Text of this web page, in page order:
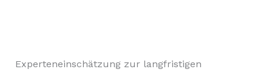
Experteneinschätzung zur langfristigen